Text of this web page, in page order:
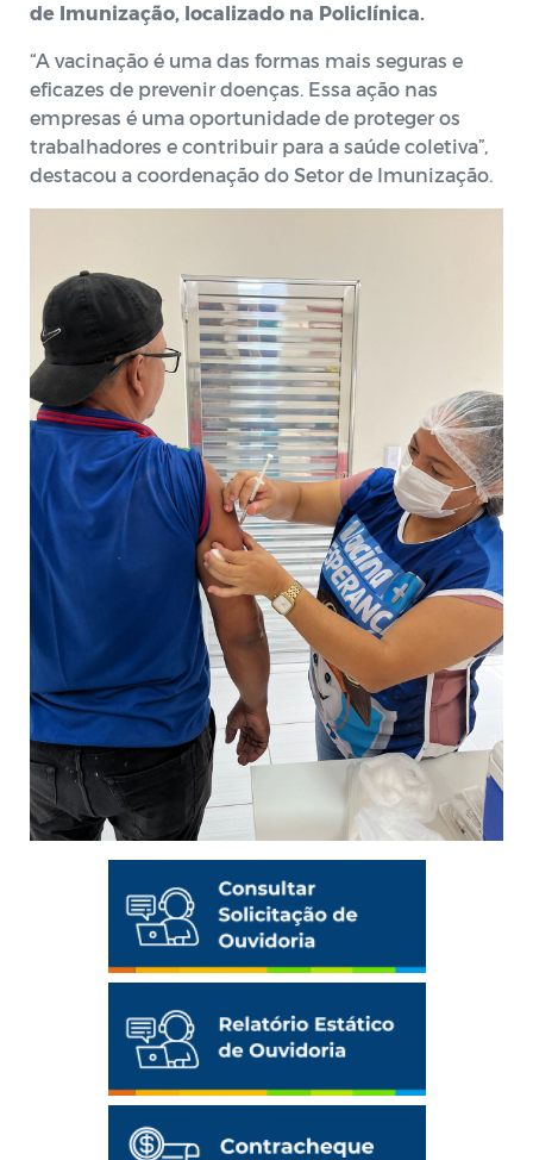
de Imunização, localizado na Policlínica.
“A vacinação é uma das formas mais seguras e
eficazes de prevenir doenças. Essa ação nas
empresas é uma oportunidade de proteger os
trabalhadores e contribuir para a saúde coletiva”,
destacou a coordenação do Setor de Imunização.